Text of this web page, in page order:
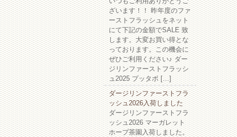
ざいます！！ 昨年度のファ
ーストフラッシュをネット
にて下記の金額でSALE 致
します。大変お買い得とな
っております。この機会に
ぜひご利用ください♪ ダー
ジリンファーストフラッシ
ュ2025 プッタボ […]
ダージリンファーストフラ
ッシュ2026入荷しました
ダージリンファーストフラ
ッシュ2026 マーガレット
ホープ茶園入荷しました。